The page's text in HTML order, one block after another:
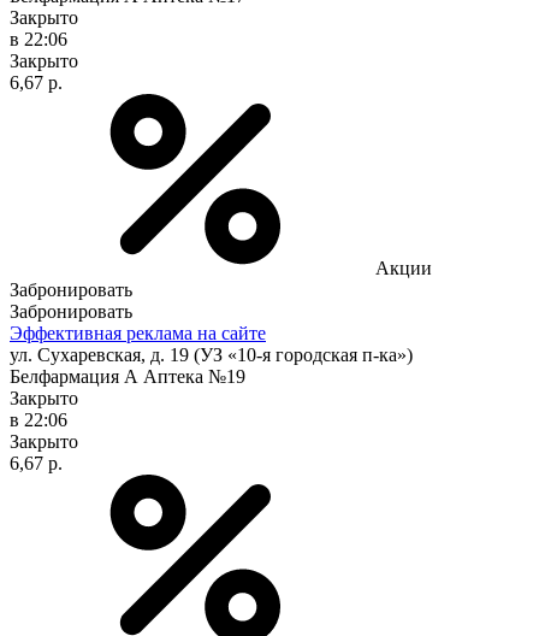
Закрыто
в 22:06
Закрыто
6,67 р.
Акции
Забронировать
Забронировать
Эффективная реклама на сайте
ул. Сухаревская, д. 19 (УЗ «10-я городская п-ка»)
Белфармация А Аптека №19
Закрыто
в 22:06
Закрыто
6,67 р.